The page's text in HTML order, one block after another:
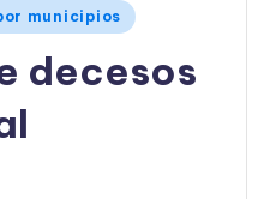
municipios
decesos